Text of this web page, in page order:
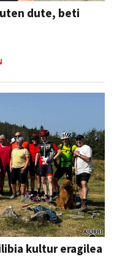
dute, beti
kultur eragilea